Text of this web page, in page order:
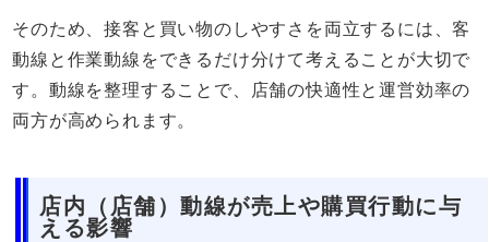
そのため、接客と買い物のしやすさを両立するには、客
動線と作業動線をできるだけ分けて考えることが大切で
す。動線を整理することで、店舗の快適性と運営効率の
両方が高められます。
店内（店舗）動線が売上や購買行動に与
える影響